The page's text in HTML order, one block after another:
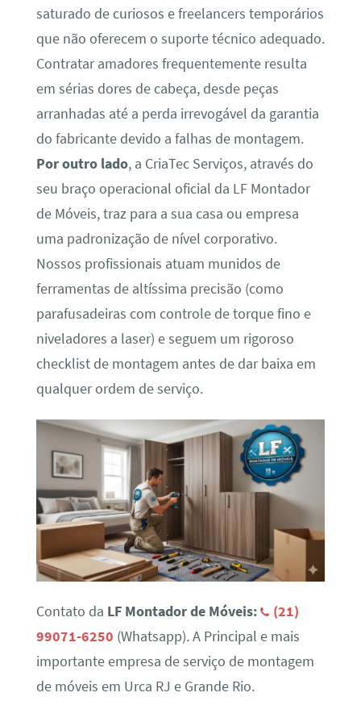
saturado de curiosos e freelancers temporários
que não oferecem o suporte técnico adequado.
Contratar amadores frequentemente resulta
em sérias dores de cabeça, desde peças
arranhadas até a perda irrevogável da garantia
do fabricante devido a falhas de montagem.
Por outro lado, a CriaTec Serviços, através do
seu braço operacional oficial da LF Montador
de Móveis, traz para a sua casa ou empresa
uma padronização de nível corporativo.
Nossos profissionais atuam munidos de
ferramentas de altíssima precisão (como
parafusadeiras com controle de torque fino e
niveladores a laser) e seguem um rigoroso
checklist de montagem antes de dar baixa em
qualquer ordem de serviço.
Contato da LF Montador de Móveis:
(21)
99071-6250 (Whatsapp). A Principal e mais
importante empresa de serviço de montagem
de móveis em Urca RJ e Grande Rio.